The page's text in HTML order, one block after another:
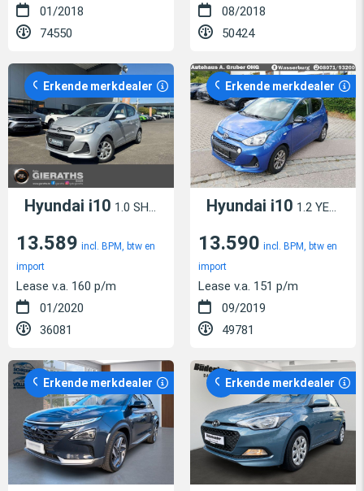
01/2018
74550
08/2018
50424
Erkende merkdealer
Hyundai i10 1.0 SHZ LenkradHZG Klima el.SP Spieg. beheizbar
13.589 incl. BPM, btw en
import
Lease v.a. 160 p/m
01/2020
36081
Erkende merkdealer
Hyundai i10 1.2 YES! Sitz- & Lenkradheizung +Klima + WR
13.590 incl. BPM, btw en
import
Lease v.a. 151 p/m
09/2019
49781
Erkende merkdealer Erkende merkdealer